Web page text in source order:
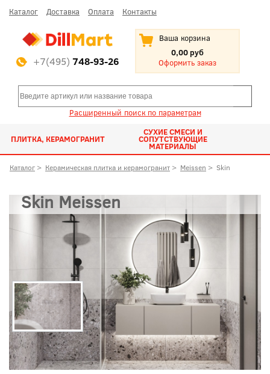
Каталог Доставка Оплата Контакты
+7(495) 748-93-26
Ваша корзина
0,00 руб
Оформить заказ
Расширенный поиск по параметрам
ПЛИТКА, КЕРАМОГРАНИТ
СУХИЕ СМЕСИ И
СОПУТСТВУЮЩИЕ
МАТЕРИАЛЫ
Каталог > Керамическая плитка и керамогранит > Meissen > Skin
Skin Meissen